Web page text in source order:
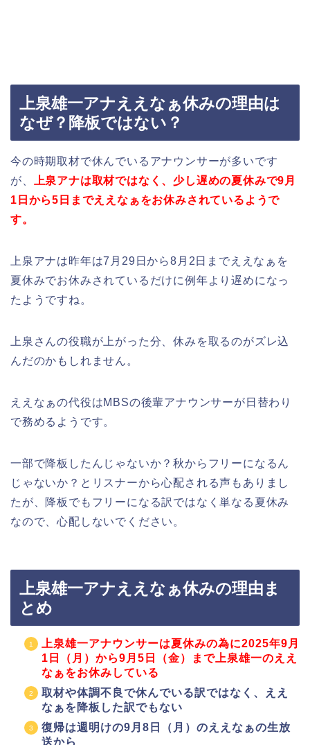
上泉雄一アナええなぁ休みの理由は
なぜ？降板ではない？
今の時期取材で休んでいるアナウンサーが多いです
が、
上泉アナは取材ではなく、少し遅めの夏休みで9月
1日から5日までええなぁをお休みされているようで
す。
上泉アナは昨年は7月29日から8月2日までええなぁを
夏休みでお休みされているだけに例年より遅めになっ
たようですね。
上泉さんの役職が上がった分、休みを取るのがズレ込
んだのかもしれません。
ええなぁの代役はMBSの後輩アナウンサーが日替わり
で務めるようです。
一部で降板したんじゃないか？秋からフリーになるん
じゃないか？とリスナーから心配される声もありまし
たが、降板でもフリーになる訳ではなく単なる夏休み
なので、心配しないでください。
上泉雄一アナええなぁ休みの理由ま
とめ
上泉雄一アナウンサーは夏休みの為に2025年9月
1日（月）から9月5日（金）まで上泉雄一のええ
なぁをお休みしている
取材や体調不良で休んでいる訳ではなく、ええ
なぁを降板した訳でもない
復帰は週明けの9月8日（月）のええなぁの生放
送から